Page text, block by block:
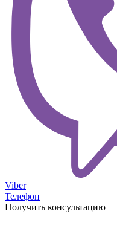
Viber
Телефон
Получить консультацию